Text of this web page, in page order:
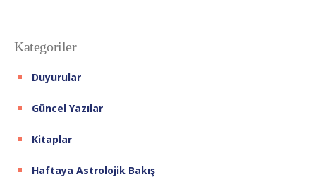
Kategoriler
Duyurular
Güncel Yazılar
Kitaplar
Haftaya Astrolojik Bakış